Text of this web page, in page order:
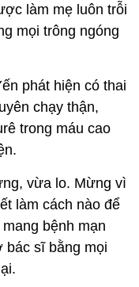
làm mẹ luôn trỗi
mọi trông ngóng
phát hiện có thai
chạy thận,
trong máu cao
vừa lo. Mừng vì
làm cách nào để
bệnh mạn
bác sĩ bằng mọi